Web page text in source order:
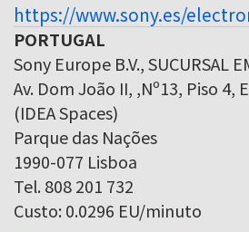
https://www.sony.es/
PORTUGAL
Sony Europe B.V., SUCURSAL
Av. Dom João II, ,Nº13, Piso 4,
(IDEA Spaces)
Parque das Nações
1990-077 Lisboa
Tel. 808 201 732
Custo: 0.0296 EU/minuto